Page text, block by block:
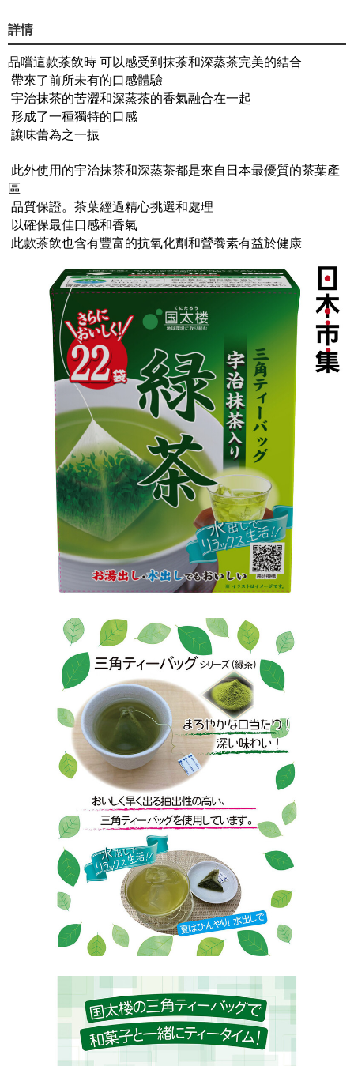
詳情
品嚐這款茶飲時 可以感受到抹茶和深蒸茶完美的結合
帶來了前所未有的口感體驗
宇治抹茶的苦澀和深蒸茶的香氣融合在一起
形成了一種獨特的口感
讓味蕾為之一振
此外使用的宇治抹茶和深蒸茶都是來自日本最優質的茶葉產
區
品質保證。茶葉經過精心挑選和處理
以確保最佳口感和香氣
此款茶飲也含有豐富的抗氧化劑和營養素有益於健康